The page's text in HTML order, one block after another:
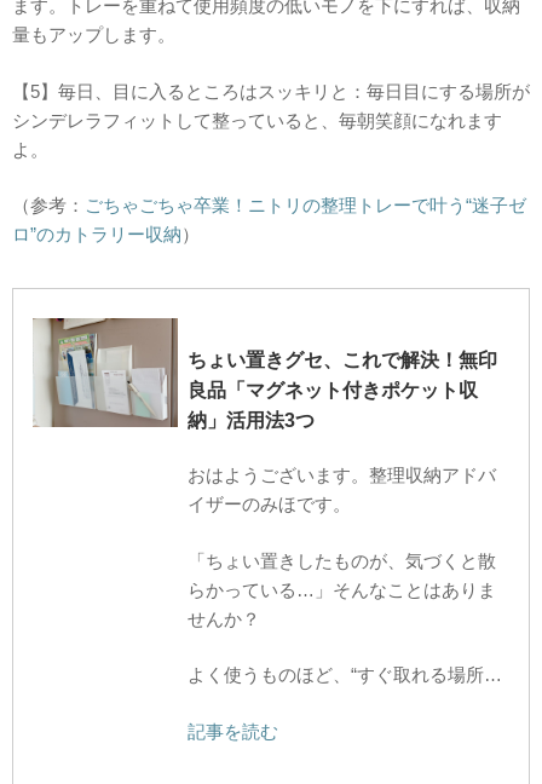
ます。トレーを重ねて使用頻度の低いモノを下にすれば、収納
量もアップします。
【5】毎日、目に入るところはスッキリと：毎日目にする場所が
シンデレラフィットして整っていると、毎朝笑顔になれます
よ。
（参考： ごちゃごちゃ卒業！ニトリの整理トレーで叶う“迷子ゼ
ロ”のカトラリー収納）
ちょい置きグセ、これで解決！無印
良品「マグネット付きポケット収
納」活用法3つ
おはようございます。整理収納アドバ
イザーのみほです。
「ちょい置きしたものが、気づくと散
らかっている…」そんなことはありま
せんか？
よく使うものほど、“すぐ取れる場所…
記事を読む